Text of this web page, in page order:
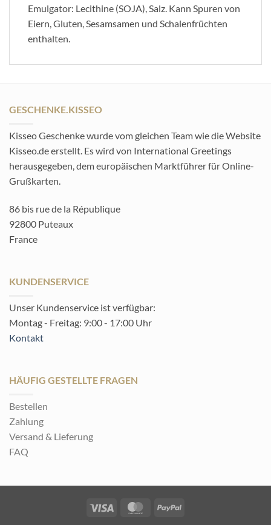
Emulgator: Lecithine (SOJA), Salz. Kann Spuren von
Eiern, Gluten, Sesamsamen und Schalenfrüchten
enthalten.
GESCHENKE.KISSEO
Kisseo Geschenke wurde vom gleichen Team wie die Website
Kisseo.de erstellt. Es wird von International Greetings
herausgegeben, dem europäischen Marktführer für Online-
Grußkarten.
86 bis rue de la République
92800 Puteaux
France
KUNDENSERVICE
Unser Kundenservice ist verfügbar:
Montag - Freitag: 9:00 - 17:00 Uhr
Kontakt
HÄUFIG GESTELLTE FRAGEN
Bestellen
Zahlung
Versand & Lieferung
FAQ
Visa MasterCardPayPal